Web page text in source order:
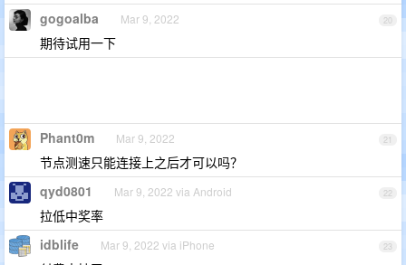
20
gogoalba Mar 9, 2022
期待试用一下
21
Phant0m Mar 9, 2022
节点测速只能连接上之后才可以吗？
22
qyd0801 Mar 9, 2022 via Android
拉低中奖率
23
idblife Mar 9, 2022 via iPhone